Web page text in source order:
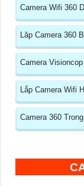
Camera Wifi 360
Lăp Camera 360
Camera
Lắp Camera Wifi
Camera 360